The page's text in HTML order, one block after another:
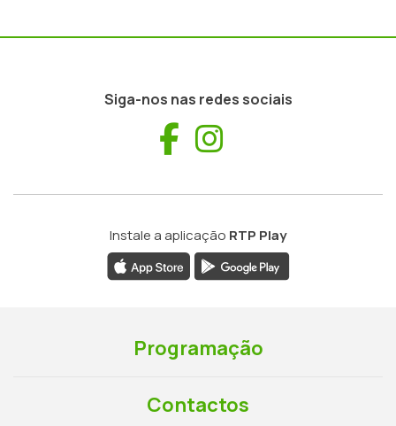
Siga-nos nas redes sociais
Facebook
Instale a aplicação RTP Play
Programação
Contactos